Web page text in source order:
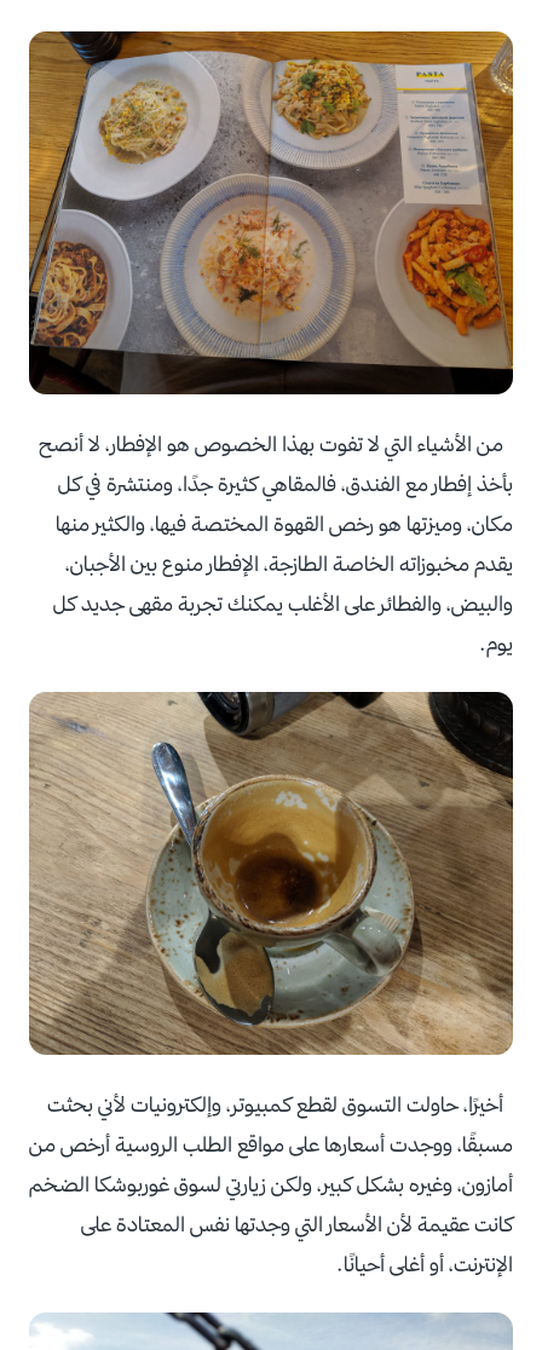
من الأشياء التي لا تفوت بهذا الخصوص هو الإفطار، لا أنصح
بأخذ إفطار مع الفندق، فالمقاهي كثيرة جدًا، ومنتشرة في كل
مكان، وميزتها هو رخص القهوة المختصة فيها، والكثير منها
يقدم مخبوزاته الخاصة الطازجة، الإفطار منوع بين الأجبان،
والبيض، والفطائر على الأغلب يمكنك تجربة مقهى جديد كل
يوم.
أخيرًا، حاولت التسوق لقطع كمبيوتر، وإلكترونيات لأني بحثت
مسبقًا، ووجدت أسعارها على مواقع الطلب الروسية أرخص من
أمازون، وغيره بشكل كبير، ولكن زيارتي لسوق غوربوشكا الضخم
كانت عقيمة لأن الأسعار التي وجدتها نفس المعتادة على
الإنترنت، أو أغلى أحيانًا.